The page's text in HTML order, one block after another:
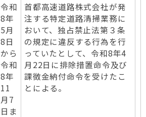
令和
8年
5月
8日
から
令和
8年
11
月7
日ま
首都高速道路株式会社が発
注する特定道路清掃業務に
おいて、独占禁止法第３条
の規定に違反する行為を行
っていたとして、令和8年4
月22日に排除措置命令及び
課徴金納付命令を受けたこ
とによる。